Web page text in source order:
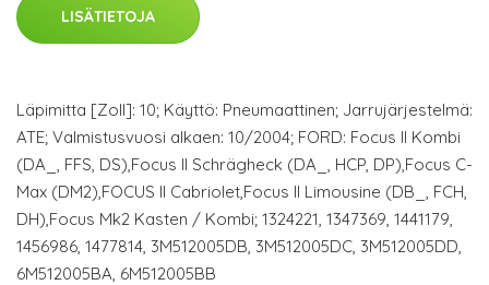
LISÄTIETOJA
Läpimitta [Zoll]: 10; Käyttö: Pneumaattinen; Jarrujärjestelmä:
ATE; Valmistusvuosi alkaen: 10/2004; FORD: Focus II Kombi
(DA_, FFS, DS),Focus II Schrägheck (DA_, HCP, DP),Focus C-
Max (DM2),FOCUS II Cabriolet,Focus II Limousine (DB_, FCH,
DH),Focus Mk2 Kasten / Kombi; 1324221, 1347369, 1441179,
1456986, 1477814, 3M512005DB, 3M512005DC, 3M512005DD,
6M512005BA, 6M512005BB